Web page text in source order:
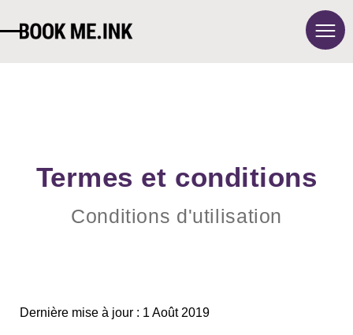
FAQ
Se connecter
Politique de confidentialité
Termes et conditions
Conditions d'utilisation
Dernière mise à jour : 1 Août 2019